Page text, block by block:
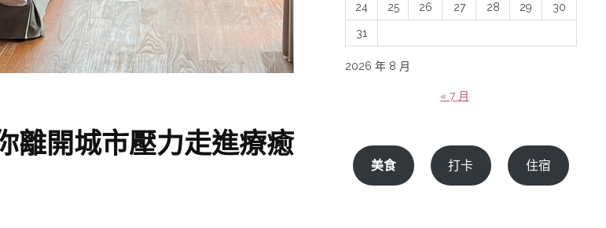
離開城市壓力走進療癒
2026 年 8 月
24 25 26 27 28 29 30
31
« 7 月
美食 打卡 住宿